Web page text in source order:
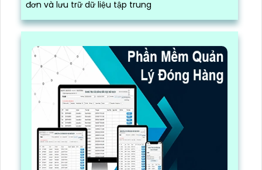
đơn và lưu trữ dữ liệu tập trung